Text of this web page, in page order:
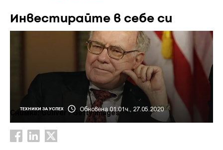
Инвестирайте в себе си
ТЕХНИКИ ЗА УСПЕХ Обновена 01:01ч., 27.05.2020
Снимка: Guliver / Getty images